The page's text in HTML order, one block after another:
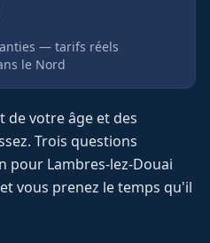
— tarifs réels
le Nord
votre âge et des
Trois questions
pour Lambres-lez-Douai
vous prenez le temps qu'il